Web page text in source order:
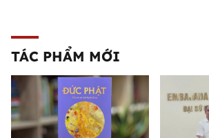
TÁC PHẨM MỚI